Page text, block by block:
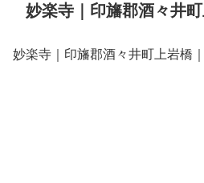
妙楽寺｜印旛郡酒々井
妙楽寺｜印旛郡酒々井町上岩橋